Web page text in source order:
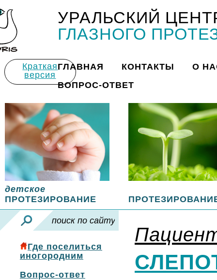
УРАЛЬСКИЙ
ГЛАЗНОГО
Краткая
версия
ГЛАВНАЯ КОНТАКТЫ
О
ВОПРОС-ОТВЕТ
детское
ПРОТЕЗИРОВАНИЕ
Где поселиться
иногородним
Вопрос-ответ